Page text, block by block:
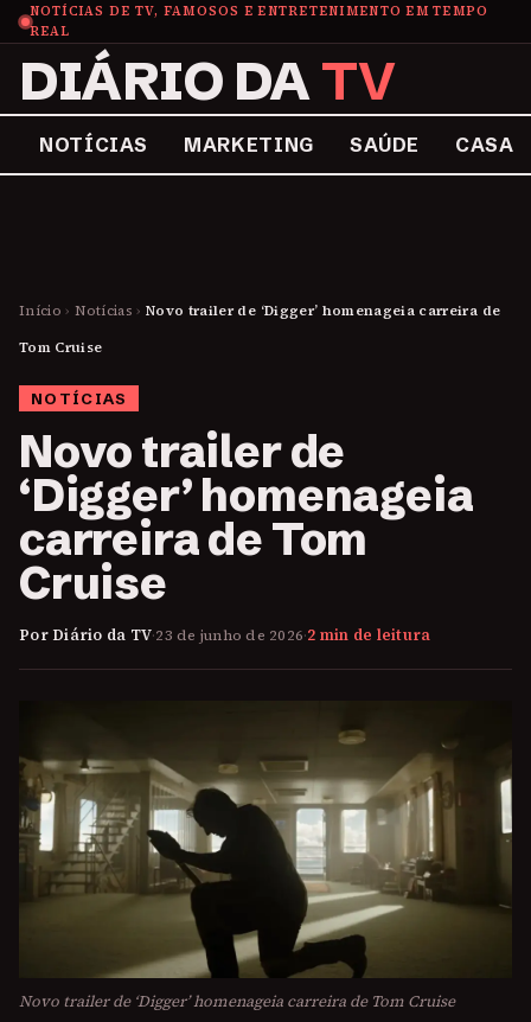
NOTÍCIAS DE TV, FAMOSOS E ENTRETENIMENTO EM TEMPO
REAL
DIÁRIO DATV
NOTÍCIAS MARKETING SAÚDE CASA
Início › Notícias › Novo trailer de ‘Digger’ homenageia carreira de
Tom Cruise
NOTÍCIAS
Novo trailer de
‘Digger’ homenageia
carreira de Tom
Cruise
Por Diário da TV·23 de junho de 2026·2 min de leitura
Novo trailer de ‘Digger’ homenageia carreira de Tom Cruise